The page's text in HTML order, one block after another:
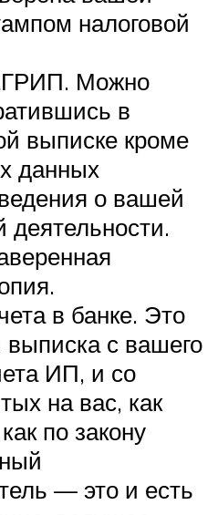
налоговой
Можно
в
выписке кроме
данных
о вашей
деятельности.
в банке. Это
с вашего
ИП, и со
на вас, как
по закону
— это и есть